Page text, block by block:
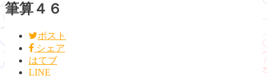
筆算４６
ポスト
シェア
はてブ
LINE